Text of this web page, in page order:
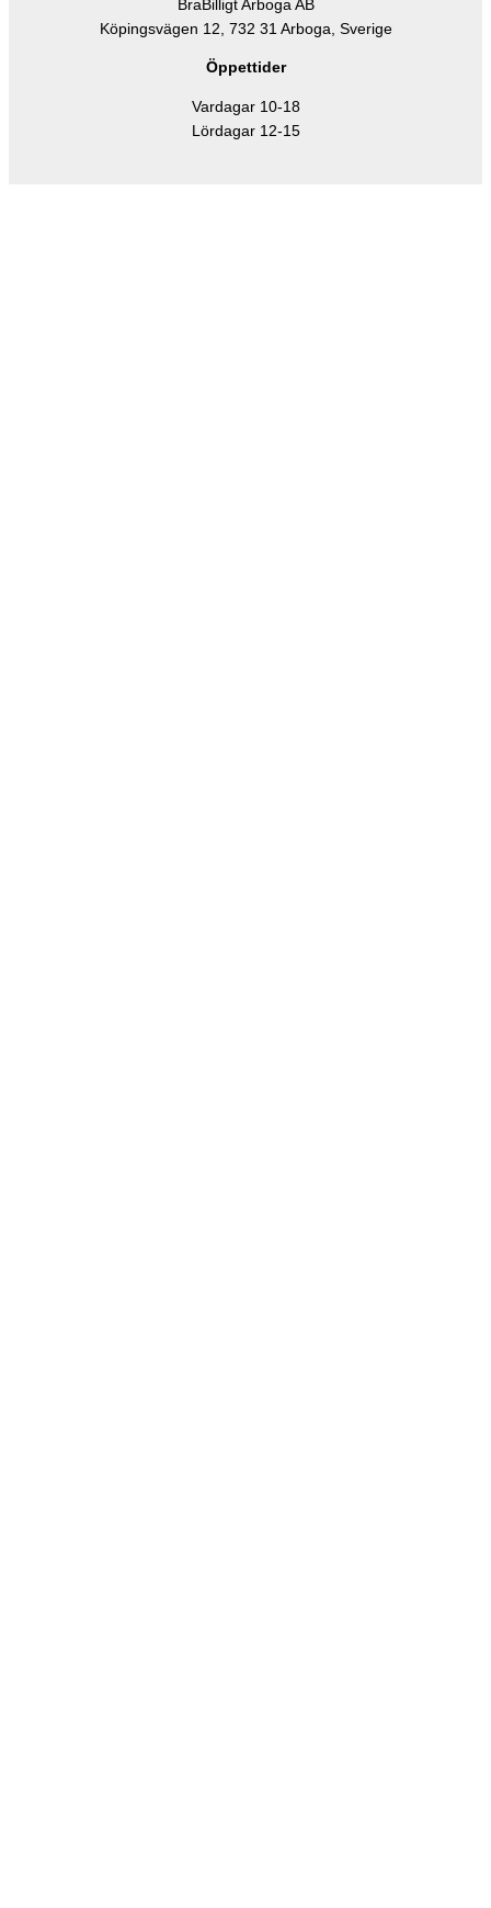
BraBilligt Arboga AB
Köpingsvägen 12, 732 31 Arboga, Sverige
Öppettider
Vardagar 10-18
Lördagar 12-15